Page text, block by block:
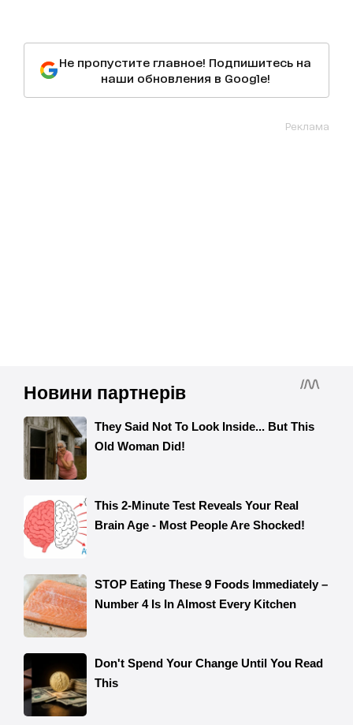
Не пропустите главное! Подпишитесь на
наши обновления в Google!
Реклама